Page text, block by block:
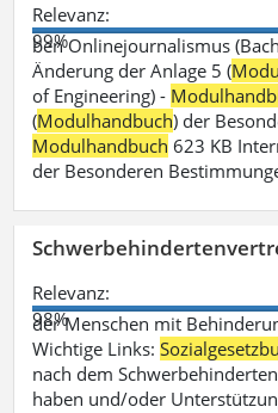
Relevanz:
99%
ben Onlinejournalismus
Änderung der Anlage 5 (
of Engineering) -
(Modulhandbuch) der
Modulhandbuch 623 KB
der Besonderen
Relevanz:
98%
der Menschen mit
Wichtige Links:
nach dem
haben und/oder